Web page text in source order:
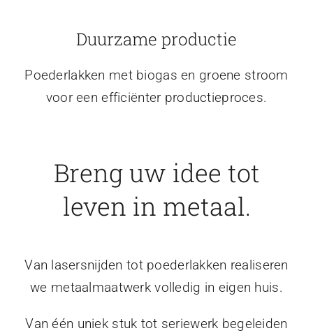
Duurzame productie
Poederlakken met biogas en groene stroom
voor een efficiënter productieproces.
Breng uw idee tot
leven in metaal.
Van lasersnijden tot poederlakken realiseren
we metaalmaatwerk volledig in eigen huis.
Van één uniek stuk tot seriewerk begeleiden